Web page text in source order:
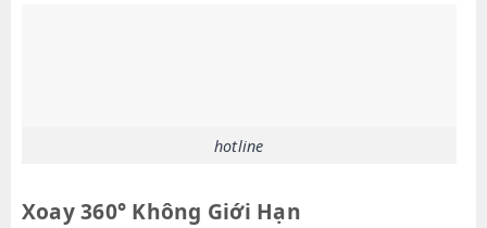
hotline
Xoay 360° Không Giới Hạn